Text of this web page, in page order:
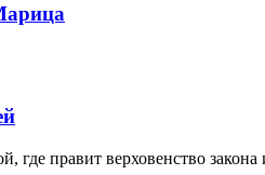
где правит верховенство